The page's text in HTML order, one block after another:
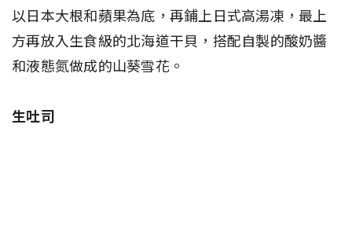
以日本大根和蘋果為底，再鋪上日式高湯凍，最上
方再放入生食級的北海道干貝，搭配自製的酸奶醬
和液態氮做成的山葵雪花。
生吐司